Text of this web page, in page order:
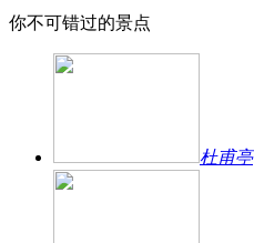
你不可错过的景点
杜甫亭